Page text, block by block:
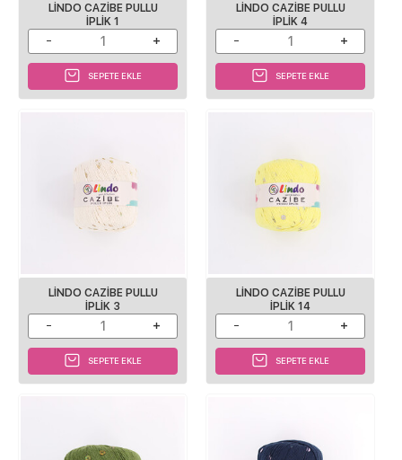
LINDO CAZIBE PULLU
IPLIK 1
SEPETE EKLE
LINDO CAZIBE PULLU
IPLIK 4
SEPETE EKLE
LINDO CAZIBE PULLU
IPLIK 3
SEPETE EKLE
LINDO CAZIBE PULLU
IPLIK 14
SEPETE EKLE